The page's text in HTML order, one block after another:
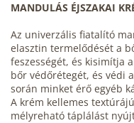
MANDULÁS ÉJSZAKAI
Az univerzális fiatalító
elasztin termelődését a
feszességét, és kisimítja
bőr védőrétegét, és védi
során minket érő egyéb
A krém kellemes
mélyreható táplálást